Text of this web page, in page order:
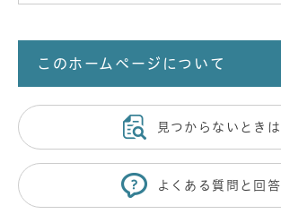
このホームページについて
見つからないときは
よくある質問と回答